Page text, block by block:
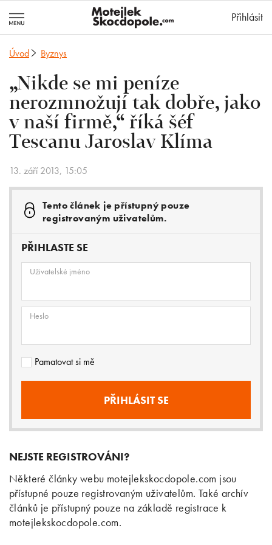
Přihlásit
Úvod Byznys
„Nikde se mi peníze
nerozmnožují tak dobře, jako
v naší firmě,“ říká šéf
Tescanu Jaroslav Klíma
13. září 2013, 15:05
Tento článek je přístupný pouze
registrovaným uživatelům.
PŘIHLASTE SE
Uživatelské jméno
Heslo
Pamatovat si mě
NEJSTE REGISTROVÁNI?
Některé články webu motejlekskocdopole.com jsou
přístupné pouze registrovaným uživatelům. Také archív
článků je přístupný pouze na základě registrace k
motejlekskocdopole.com.